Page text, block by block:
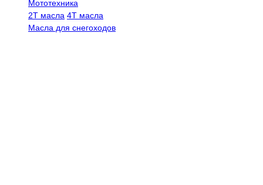
Мототехника
2Т масла 4Т масла
Масла для снегоходов